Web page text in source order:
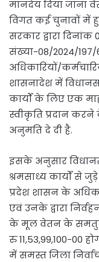
मानदेय दिया जाना
विगत कई चुनावों में
सरकार द्वारा दिनांक
संख्या-08/2024/197/
अधिकारियों/
शासनादेश में
कार्यों के लिए एक
स्वीकृति प्रदान
अनुमति दे दी है.
इसके अनुसार
श्रमसाध्य कार्यों से
प्रदेश शासन के
एवं उनके द्वारा
के मूल वेतन के
रु 11,53,99,100-00
में समस्त जिला